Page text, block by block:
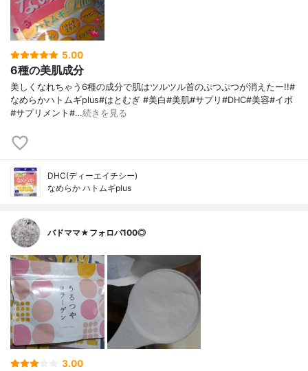
5.00
6種の美肌成分
美しくなれちゃう6種の成分で肌はツルツル首のぷつぷつが消えたー!!#
なめらかハトムギplus#はとむぎ #美白#美肌#サプリ#DHC#美容#イボ
#サプリメント#…続きを見る
DHC(ディーエイチシー)
なめらか ハトムギplus
バドママ★フォロバ100◎
3.00